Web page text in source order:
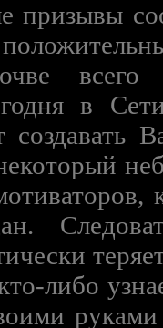
призывы
всего
в
создавать
либо